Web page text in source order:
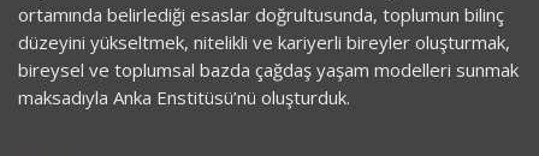
ortamında belirlediği esaslar doğrultusunda, toplumun bilinç
düzeyini yükseltmek, nitelikli ve kariyerli bireyler oluşturmak,
bireysel ve toplumsal bazda çağdaş yaşam modelleri sunmak
maksadıyla Anka Enstitüsü’nü oluşturduk.